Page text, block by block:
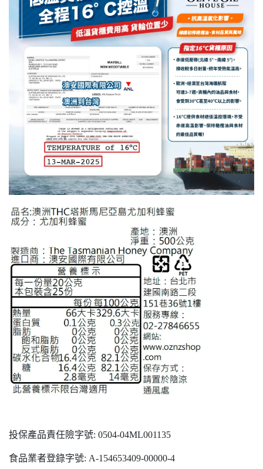
投保產品責任險字號: 0504-04ML001135
食品業者登錄字號: A-154653409-00000-4